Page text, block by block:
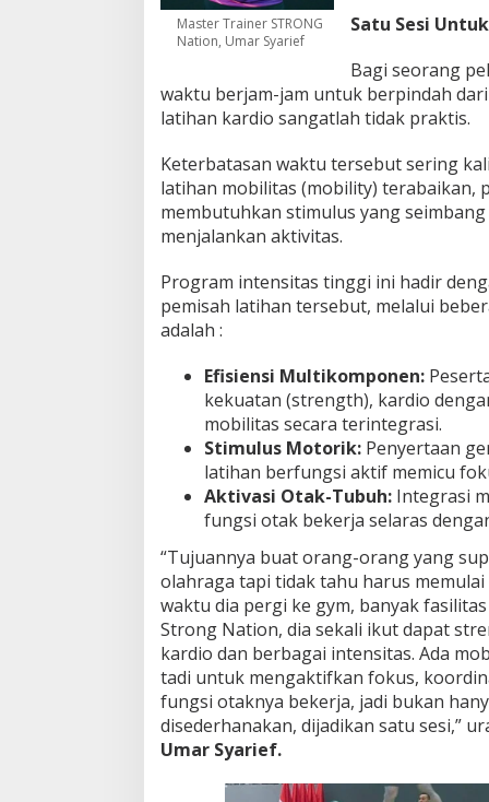
n
!
Master Trainer STRONG
Nation, Umar Syarief
Satu Sesi
Bagi seorang
waktu berjam-jam untuk berpindah
latihan kardio sangatlah tidak praktis.
Keterbatasan waktu tersebut sering
latihan mobilitas (mobility) terabaikan,
membutuhkan stimulus yang
menjalankan aktivitas.
Program intensitas tinggi ini hadir
pemisah latihan tersebut, melalui
adalah :
Efisiensi Multikomponen:
kekuatan (strength), kardio
mobilitas secara terintegrasi.
Stimulus Motorik: Penyertaan
latihan berfungsi aktif memicu
Aktivasi Otak-Tubuh: Integrasi
fungsi otak bekerja selaras
“Tujuannya buat orang-orang yang
olahraga tapi tidak tahu harus
waktu dia pergi ke gym, banyak
Strong Nation, dia sekali ikut dapat
kardio dan berbagai intensitas. Ada
tadi untuk mengaktifkan fokus,
fungsi otaknya bekerja, jadi bukan
disederhanakan, dijadikan satu sesi,”
Umar Syarief.